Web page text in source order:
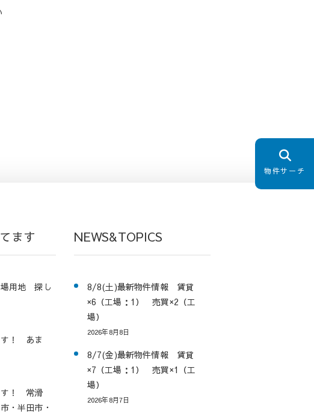
物件サーチ
ます
用地 探し
！ あま
！ 常滑
・半田市・
NEWS&TOPICS
8/8(土)最新物件情報 賃貸
×6（工場：1） 売買×2（工
場）
2026年8月8日
8/7(金)最新物件情報 賃貸
×7（工場：1） 売買×1（工
場）
2026年8月7日